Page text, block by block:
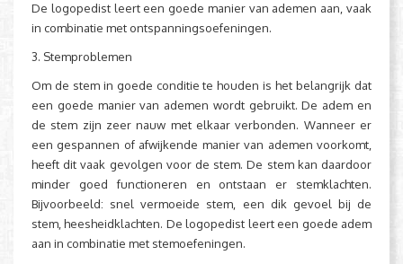
De logopedist leert een goede manier van ademen aan, vaak
in combinatie met ontspanningsoefeningen.
3. Stemproblemen
Om de stem in goede conditie te houden is het belangrijk dat
een goede manier van ademen wordt gebruikt. De adem en
de stem zijn zeer nauw met elkaar verbonden. Wanneer er
een gespannen of afwijkende manier van ademen voorkomt,
heeft dit vaak gevolgen voor de stem. De stem kan daardoor
minder goed functioneren en ontstaan er stemklachten.
Bijvoorbeeld: snel vermoeide stem, een dik gevoel bij de
stem, heesheidklachten. De logopedist leert een goede adem
aan in combinatie met stemoefeningen.